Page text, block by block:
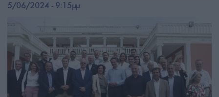
5/06/2024 - 9:15μμ